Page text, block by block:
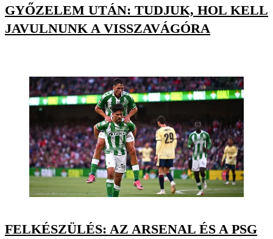
GYŐZELEM UTÁN: TUDJUK, HOL KELL
JAVULNUNK A VISSZAVÁGÓRA
FELKÉSZÜLÉS: AZ ARSENAL ÉS A PSG